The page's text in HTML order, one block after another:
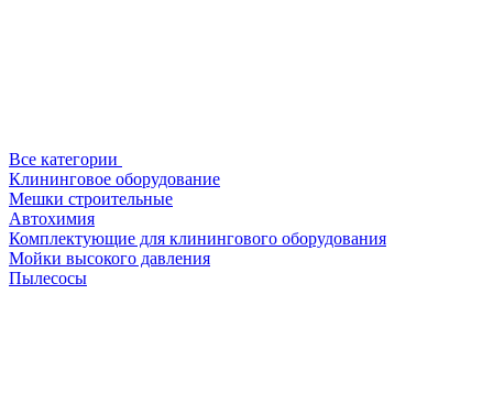
Все категории
Клининговое оборудование
Мешки строительные
Автохимия
Комплектующие для клинингового оборудования
Мойки высокого давления
Пылесосы